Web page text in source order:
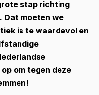
stap richting
Dat moeten we
is te waardevol en
om tegen deze